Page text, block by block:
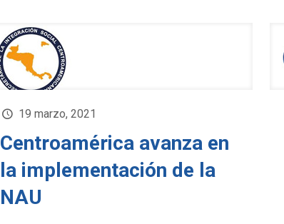
19 marzo, 2021
Centroamérica avanza en
la implementación de la
NAU